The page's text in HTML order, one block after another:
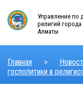
Управление по
религий города
Алматы
Главная >
госполитики в